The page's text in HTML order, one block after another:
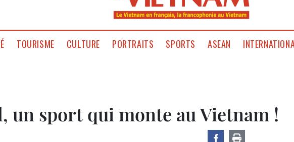
TOURISME CULTURE PORTRAITS SPORTS ASEAN
un sport qui monte au Vietnam !